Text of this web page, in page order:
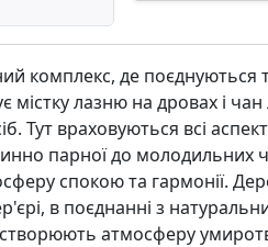
комплекс, де поєднуються
лазню на дровах і чан
Тут враховуються всі
парної до молодильних
спокою та гармонії.
в поєднанні з
атмосферу